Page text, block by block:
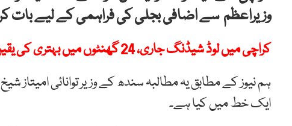
وزیراعظم سے اضافی بجلی کی فراہمی کے لیے بات
کراچی میں لوڈ شیڈنگ جاری، 24 گھنٹوں میں بہتری کی یقین دہانی
ہم نیوز کے مطابق یہ مطالبہ سندھ کے وزیر توانائی
ایک خط میں کیا ہے۔